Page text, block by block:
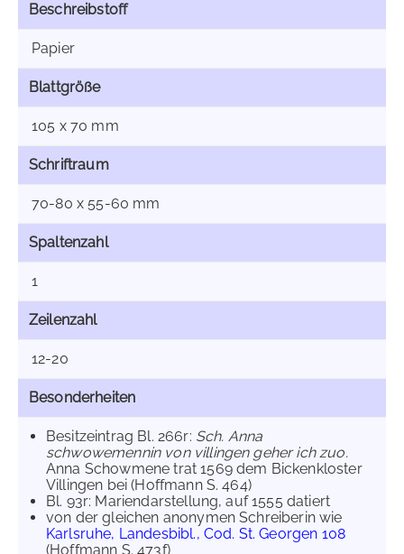
Beschreibstoff
Papier
Blattgröße
105 x 70 mm
Schriftraum
70-80 x 55-60 mm
Spaltenzahl
1
Zeilenzahl
12-20
Besonderheiten
Besitzeintrag Bl. 266r: Sch. Anna
schwowemennin von villingen geher ich zuo.
Anna Schowmene trat 1569 dem Bickenkloster
Villingen bei (Hoffmann S. 464)
Bl. 93r: Mariendarstellung, auf 1555 datiert
von der gleichen anonymen Schreiberin wie
Karlsruhe, Landesbibl., Cod. St. Georgen 108
(Hoffmann S. 473f)